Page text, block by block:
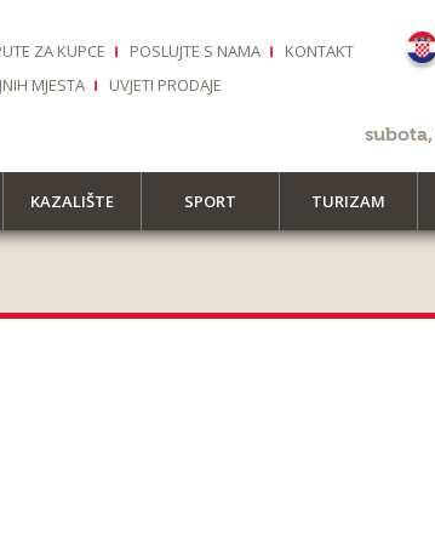
ZA KUPCE POSLUJTE S NAMA
KONTAKT
MJESTA
UVJETI PRODAJE
KAZALIŠTE SPORT TURIZAM